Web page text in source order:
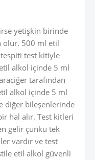
yetişkin birinde
olur. 500 ml etil
test kitiyle
alkol içinde 5 ml
tarafından
alkol içinde 5 ml
diğer bileşenlerinde
hal alır. Test kitleri
gelir çünkü tek
vardır ve test
etil alkol güvenli